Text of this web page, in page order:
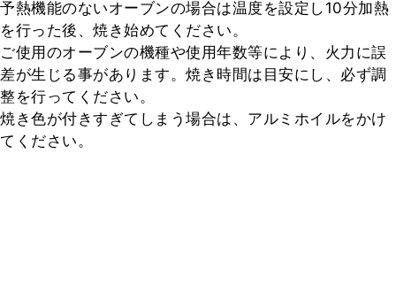
予熱機能のないオーブンの場合は温度を設定し10分加熱
を行った後、焼き始めてください。
ご使用のオーブンの機種や使用年数等により、火力に誤
差が生じる事があります。焼き時間は目安にし、必ず調
整を行ってください。
焼き色が付きすぎてしまう場合は、アルミホイルをかけ
てください。